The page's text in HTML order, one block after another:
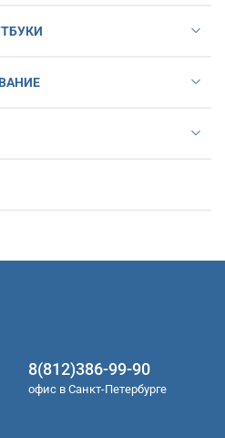
8(812)386-99-90
офис в Санкт-Петербурге